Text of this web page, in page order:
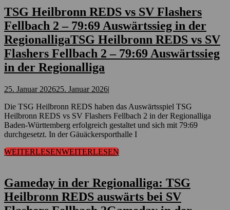
TSG Heilbronn REDS vs SV Flashers
Fellbach 2 – 79:69 Auswärtssieg in der
RegionalligaTSG Heilbronn REDS vs SV
Flashers Fellbach 2 – 79:69 Auswärtssieg
in der Regionalliga
25. Januar 202625. Januar 2026|
Die TSG Heilbronn REDS haben das Auswärtsspiel TSG
Heilbronn REDS vs SV Flashers Fellbach 2 in der Regionalliga
Baden-Württemberg erfolgreich gestaltet und sich mit 79:69
durchgesetzt. In der Gäuäckersporthalle I
WEITERLESENWEITERLESEN
Gameday in der Regionalliga: TSG
Heilbronn REDS auswärts bei SV